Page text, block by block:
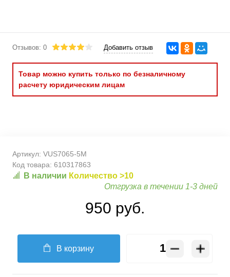
Отзывов: 0 Добавить отзыв
Товар можно купить только по безналичному
расчету юридическим лицам
Артикул: VUS7065-5M
Код товара: 610317863
В наличии Количество >10
Отгрузка в течении 1-3 дней
950 руб.
В корзину